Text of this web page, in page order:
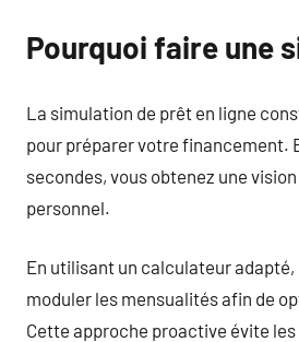
Pourquoi faire une
La simulation de prêt en ligne
pour préparer votre financement.
secondes, vous obtenez une
personnel.
En utilisant un calculateur adapté,
moduler les mensualités afin de
Cette approche proactive évite